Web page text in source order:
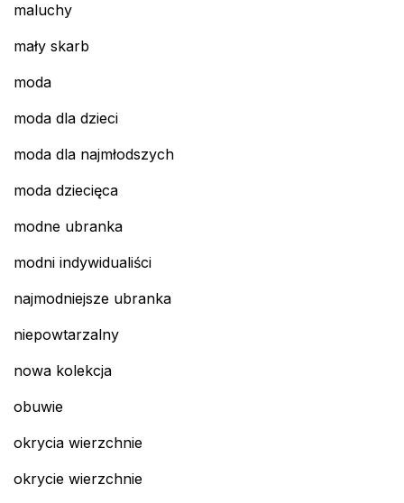
maluchy
mały skarb
moda
moda dla dzieci
moda dla najmłodszych
moda dziecięca
modne ubranka
modni indywidualiści
najmodniejsze ubranka
niepowtarzalny
nowa kolekcja
obuwie
okrycia wierzchnie
okrycie wierzchnie